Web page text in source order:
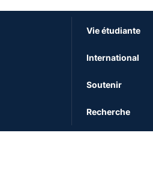
Vie étudiante
International
Soutenir
Recherche